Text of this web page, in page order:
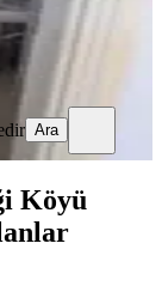
Ara
Köyü